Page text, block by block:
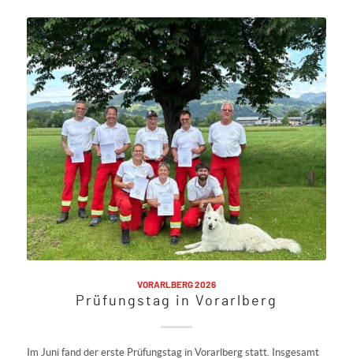
VORARLBERG 2026
Prüfungstag in Vorarlberg
Im Juni fand der erste Prüfungstag in Vorarlberg statt. Insgesamt